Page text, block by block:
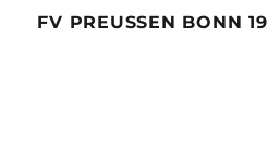
FV PREUSSEN BONN